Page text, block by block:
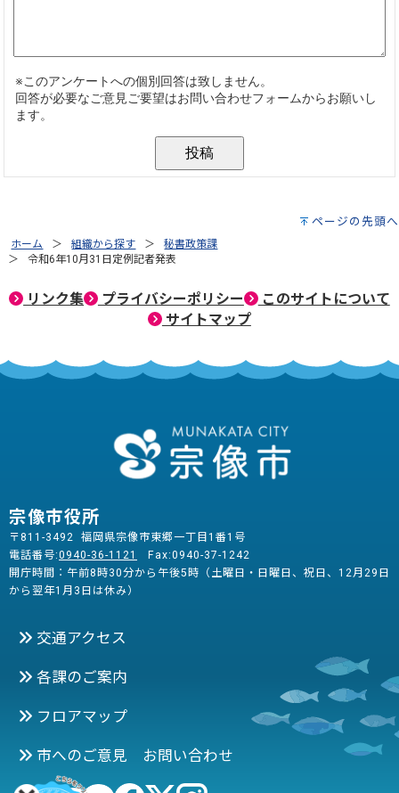
ページの先頭へ
ホーム 組織から探す
秘書政策課
令和6年10月31日定例記者発表
リンク集 プライバシーポリシー
このサイトについて
サイトマップ
宗像市役所
〒811-3492 福岡県宗像市東郷一丁目1番1号
電話番号:0940-36-1121
Fax:0940-37-1242
開庁時間：午前8時30分から午後5時（土曜日・日曜日、祝日、12月29日
から翌年1月3日は休み）
交通アクセス
各課のご案内
フロアマップ
市へのご意見 お問い合わせ